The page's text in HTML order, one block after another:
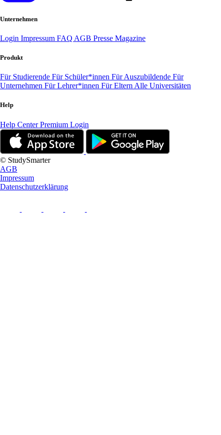
Unternehmen
Login Impressum FAQ AGB Presse Magazine
Produkt
Für Studierende Für Schüler*innen Für Auszubildende Für
Unternehmen Für Lehrer*innen Für Eltern Alle Universitäten
Help
Help CenterPremium Login
© StudySmarter
AGB
Impressum
Datenschutzerklärung